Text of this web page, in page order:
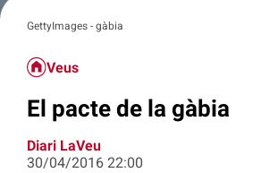
GettyImages - gàbia
Veus
El pacte de la gàbia
Diari LaVeu
30/04/2016 22:00